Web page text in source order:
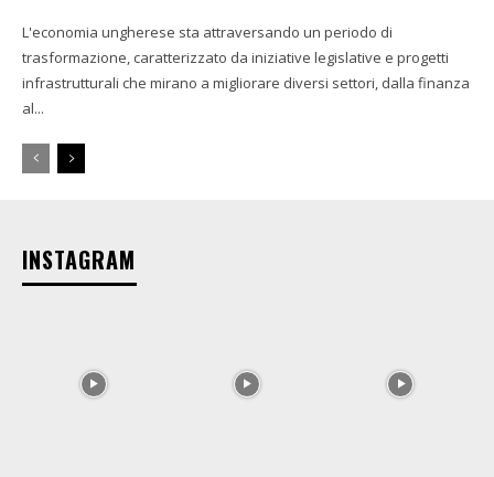
L'economia ungherese sta attraversando un periodo di
trasformazione, caratterizzato da iniziative legislative e progetti
infrastrutturali che mirano a migliorare diversi settori, dalla finanza
al...
INSTAGRAM